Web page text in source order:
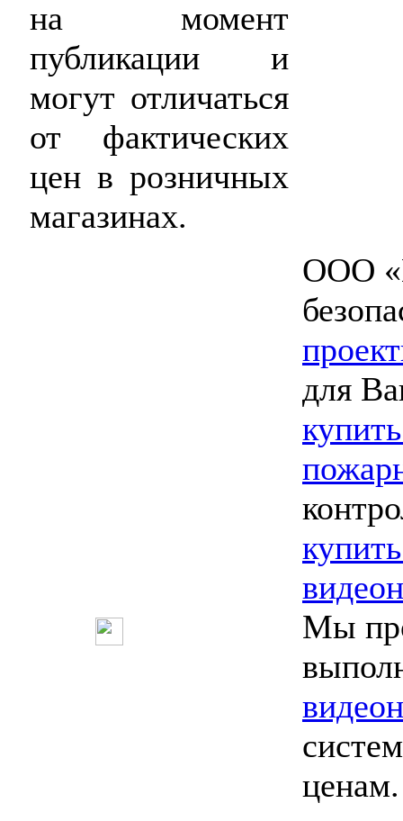
на момент
публикации и
могут отличаться
от фактических
цен в розничных
магазинах.
ООО
для
Мы